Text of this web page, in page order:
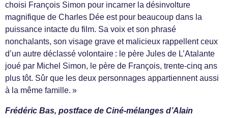
choisi François Simon pour incarner la désinvolture
magnifique de Charles Dée est pour beaucoup dans la
puissance intacte du film. Sa voix et son phrasé
nonchalants, son visage grave et malicieux rappellent ceux
d’un autre déclassé volontaire : le père Jules de L’Atalante
joué par Michel Simon, le père de François, trente-cinq ans
plus tôt. Sûr que les deux personnages appartiennent aussi
à la même famille. »
Frédéric Bas, postface de Ciné-mélanges d’Alain